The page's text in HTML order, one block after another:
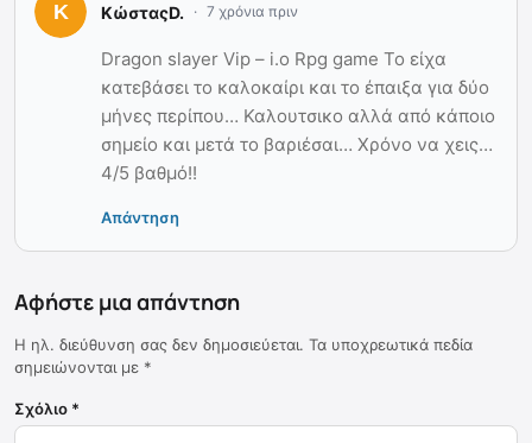
ΚώσταςD. 7 χρόνια πριν
Dragon slayer Vip – i.o Rpg game Το είχα
κατεβάσει το καλοκαίρι και το έπαιξα για δύο
μήνες περίπου… Καλουτσικο αλλά από κάποιο
σημείο και μετά το βαριέσαι… Χρόνο να χεις…
4/5 βαθμό!!
Απάντηση
Αφήστε μια απάντηση
Η ηλ. διεύθυνση σας δεν δημοσιεύεται. Τα υποχρεωτικά πεδία
σημειώνονται με *
Σχόλιο *